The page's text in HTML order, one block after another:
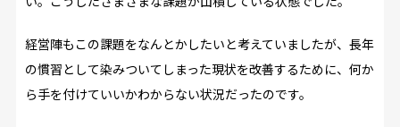
経営陣もこの課題をなんとかしたいと考えていましたが、長年
の慣習として染みついてしまった現状を改善するために、何か
ら手を付けていいかわからない状況だったのです。